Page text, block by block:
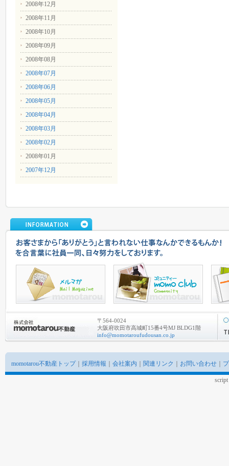
2008年12月
2008年11月
2008年10月
2008年09月
2008年08月
2008年07月
2008年06月
2008年05月
2008年04月
2008年03月
2008年02月
2008年01月
2007年12月
〒564-0024
大阪府吹田市高城町15番4号MJ BLDG1階
info@momotaroufudousan.co.jp
momotarou不動産トップ｜ 採用情報 会社案内 関連リンク お問い合わせ